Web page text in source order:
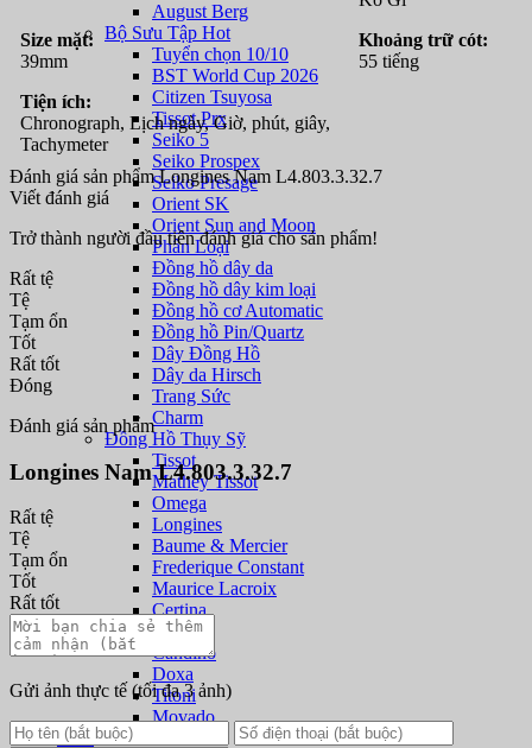
August Berg
Bộ Sưu Tập Hot
Tuyển chọn 10/10
BST World Cup 2026
Citizen Tsuyosa
Tissot Prx
Seiko 5
Seiko Prospex
Seiko Presage
Orient SK
Orient Sun and Moon
Phân Loại
Đồng hồ dây da
Đồng hồ dây kim loại
Đồng hồ cơ Automatic
Đồng hồ Pin/Quartz
Dây Đồng Hồ
Dây da Hirsch
Trang Sức
Charm
Đồng Hồ Thụy Sỹ
Tissot
Mathey Tissot
Omega
Longines
Baume & Mercier
Frederique Constant
Maurice Lacroix
Certina
Rado
Candino
Doxa
Titoni
Movado
Nam
Size mặt:
39mm
Khoảng trữ cót:
55 tiếng
Tiện ích:
Chronograph, Lịch ngày, Giờ, phút, giây,
Tachymeter
Đánh giá sản phẩm Longines Nam L4.803.3.32.7
Viết đánh giá
Trở thành người đầu tiên đánh giá cho sản phẩm!
Rất tệ
Tệ
Tạm ổn
Tốt
Rất tốt
Đóng
Đánh giá sản phẩm
Longines Nam L4.803.3.32.7
Rất tệ
Tệ
Tạm ổn
Tốt
Rất tốt
Gửi ảnh thực tế (tối đa 3 ảnh)